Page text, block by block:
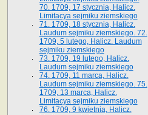
70. 1709, 17 stycznia, Halicz.
Limitacya sejmiku ziemskiego
71. 1709, 18 stycznia, Halicz.
Laudum sejmiku ziemskiego. 72.
1709, 5 lutego, Halicz. Laudum
sejmiku ziemskiego
73. 1709, 19 lutego, Halicz.
Laudum sejmiku ziemskiego
74. 1709, 11 marca, Halicz.
Laudum sejmiku ziemskiego. 75.
1709, 13 marca, Halicz.
Limitacya sejmiku ziemskiego
76. 1709, 9 kwietnia, Halicz.